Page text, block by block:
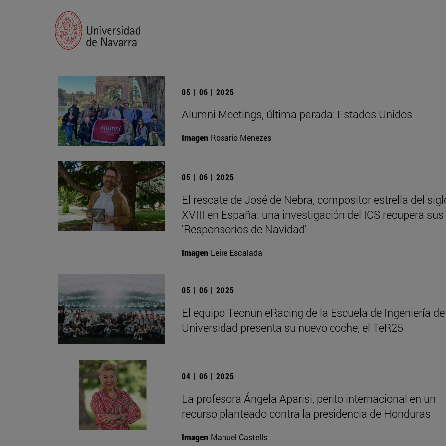
05 | 06 | 2025
Alumni Meetings, última parada: Estados Unidos
Imagen Rosario Menezes
05 | 06 | 2025
El rescate de José de Nebra, compositor estrella del
XVIII en España: una investigación del ICS recupera sus
'Responsorios de Navidad'
Imagen Leire Escalada
05 | 06 | 2025
El equipo Tecnun eRacing de la Escuela de Ingeniería
Universidad presenta su nuevo coche, el TeR25
04 | 06 | 2025
La profesora Ángela Aparisi, perito internacional en un
recurso planteado contra la presidencia de Honduras
Imagen Manuel Castells